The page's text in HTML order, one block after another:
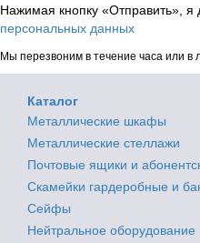
Нажимая кнопку «Отправить», я
персональных данных
Мы перезвоним в течение часа или в
Каталог
Металлические шкафы
Металлические стеллажи
Почтовые ящики и
Скамейки гардеробные и
Сейфы
Нейтральное оборудование